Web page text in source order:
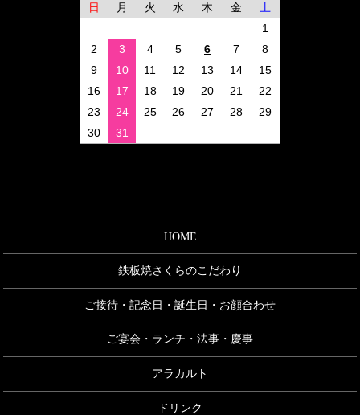
日
月 火 水 木 金
土
1
2
3 4 5 6 7
8
9
10 11 12 13 14
15
16
17 18 19 20 21
22
23
24 25 26 27 28
29
30
31
HOME
鉄板焼さくらのこだわり
ご接待・記念日・誕生日・お顔合わせ
ご宴会・ランチ・法事・慶事
アラカルト
ドリンク